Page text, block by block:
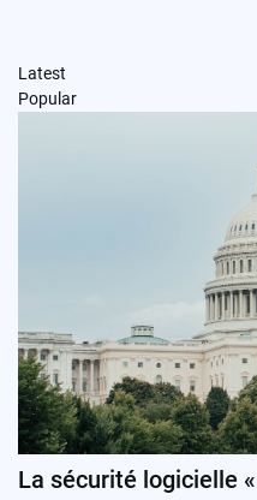
Latest
Popular
La sécurité logicielle